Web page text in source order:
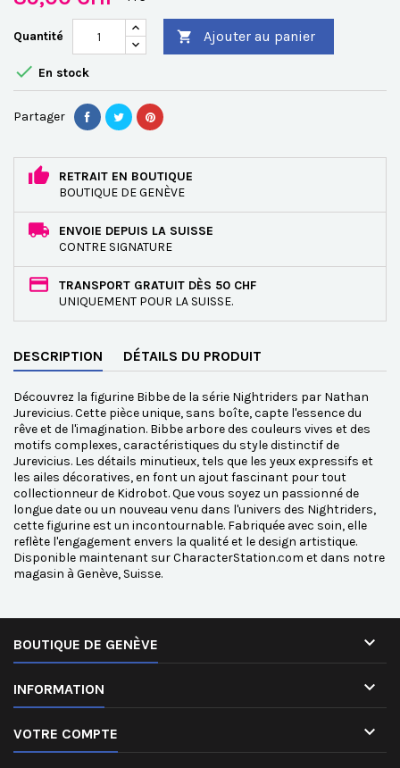
Quantité  Ajouter au panier
 En stock
Partager
RETRAIT EN BOUTIQUE
BOUTIQUE DE GENÈVE
ENVOIE DEPUIS LA SUISSE
CONTRE SIGNATURE
TRANSPORT GRATUIT DÈS 50 CHF
UNIQUEMENT POUR LA SUISSE.
DESCRIPTION DÉTAILS DU PRODUIT
Découvrez la figurine Bibbe de la série Nightriders par Nathan
Jurevicius. Cette pièce unique, sans boîte, capte l'essence du
rêve et de l'imagination. Bibbe arbore des couleurs vives et des
motifs complexes, caractéristiques du style distinctif de
Jurevicius. Les détails minutieux, tels que les yeux expressifs et
les ailes décoratives, en font un ajout fascinant pour tout
collectionneur de Kidrobot. Que vous soyez un passionné de
longue date ou un nouveau venu dans l'univers des Nightriders,
cette figurine est un incontournable. Fabriquée avec soin, elle
reflète l'engagement envers la qualité et le design artistique.
Disponible maintenant sur CharacterStation.com et dans notre
magasin à Genève, Suisse.
BOUTIQUE DE GENÈVE 
INFORMATION 
VOTRE COMPTE 